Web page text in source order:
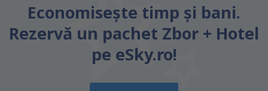
Economiseşte timp și bani.
Rezervă un pachet Zbor + Hotel
pe eSky.ro!